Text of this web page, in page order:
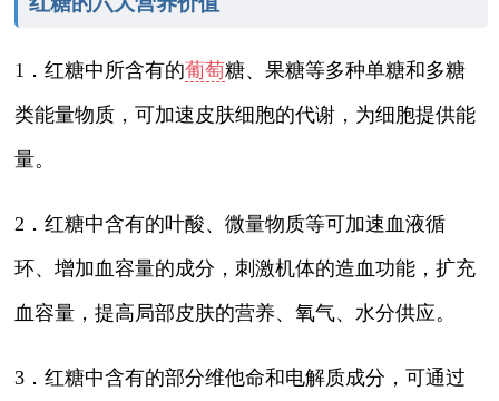
1．红糖中所含有的葡萄糖、果糖等多种单糖和多糖
类能量物质，可加速皮肤细胞的代谢，为细胞提供能
量。
2．红糖中含有的叶酸、微量物质等可加速血液循
环、增加血容量的成分，刺激机体的造血功能，扩充
血容量，提高局部皮肤的营养、氧气、水分供应。
3．红糖中含有的部分维他命和电解质成分，可通过